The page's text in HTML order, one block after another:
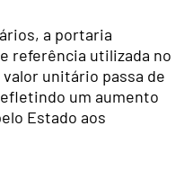
a portaria
referência utilizada no
unitário passa de
um aumento
Estado aos